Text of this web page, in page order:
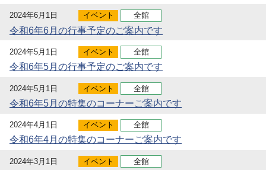
2024年6月1日 イベント 全館
令和6年6月の行事予定のご案内です
2024年5月1日 イベント 全館
令和6年5月の行事予定のご案内です
2024年5月1日 イベント 全館
令和6年5月の特集のコーナーご案内です
2024年4月1日 イベント 全館
令和6年4月の特集のコーナーご案内です
2024年3月1日 イベント 全館